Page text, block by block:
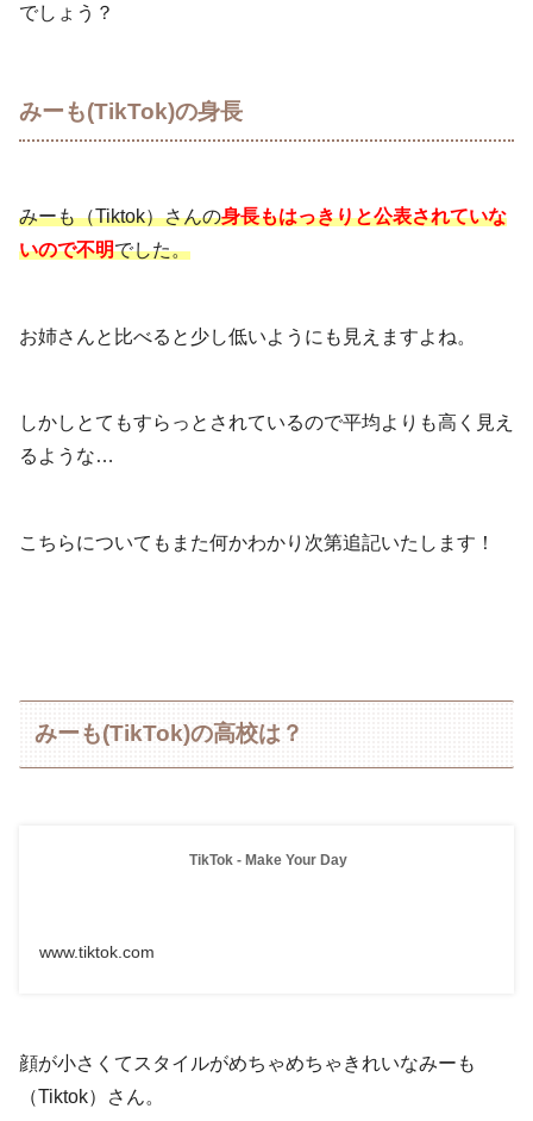
でしょう？
みーも(TikTok)の身長
みーも（Tiktok）さんの身長もはっきりと公表されていな
いので不明でした。
お姉さんと比べると少し低いようにも見えますよね。
しかしとてもすらっとされているので平均よりも高く見え
るような…
こちらについてもまた何かわかり次第追記いたします！
みーも(TikTok)の高校は？
TikTok - Make Your Day
www.tiktok.com
顔が小さくてスタイルがめちゃめちゃきれいなみーも
（Tiktok）さん。